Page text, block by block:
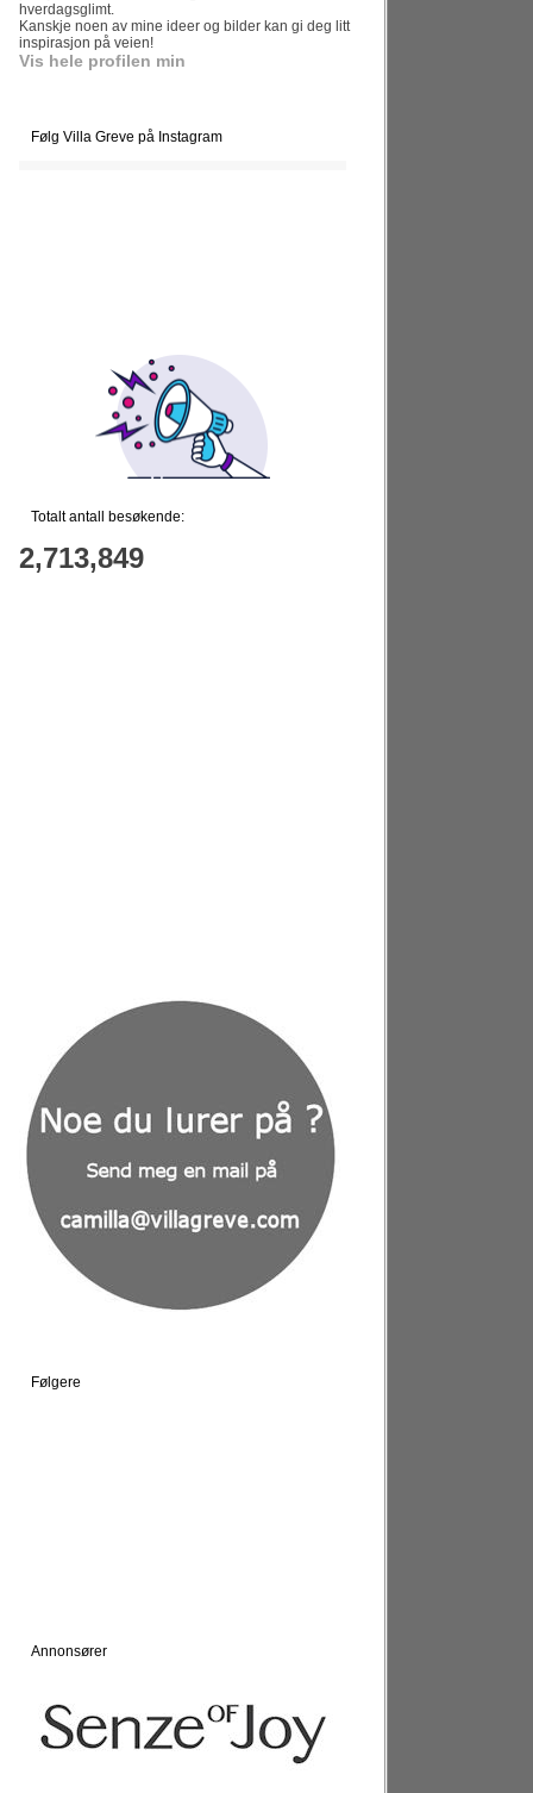
hverdagsglimt.
Kanskje noen av mine ideer og bilder kan gi deg litt
inspirasjon på veien!
Vis hele profilen min
Følg Villa Greve på Instagram
Totalt antall besøkende:
2,713,849
Følgere
Annonsører